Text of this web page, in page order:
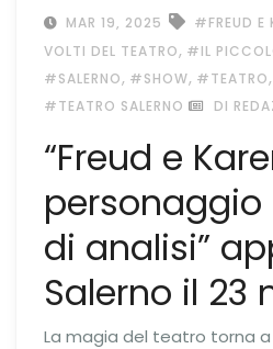
MAR 19, 2025 #FREUD E
VOLTI DEL TEATRO, #IL
#SALERNO, #SHOW, #TEATRO,
#TEATRO SALERNO DI
“Freud e
di analisi”
Salerno il 23
La magia del teatro torna